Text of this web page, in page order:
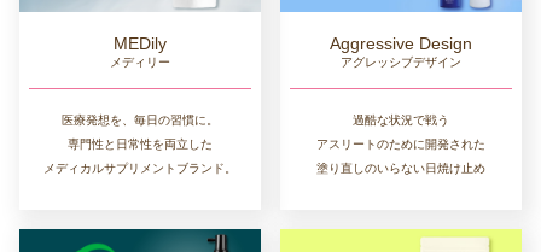
MEDily
メディリー
医療発想を、毎日の習慣に。
専門性と日常性を両立した
メディカルサプリメントブランド。
Aggressive Design
アグレッシブデザイン
過酷な状況で戦う
アスリートのために開発された
塗り直しのいらない日焼け止め